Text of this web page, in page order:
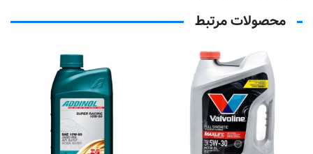
محصولات مرتبط